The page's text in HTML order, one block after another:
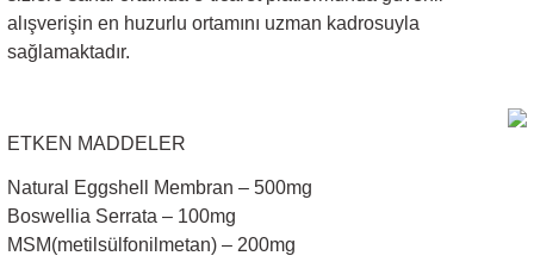
alışverişin en huzurlu ortamını uzman kadrosuyla
sağlamaktadır.
ETKEN MADDELER
Natural Eggshell Membran – 500mg
Boswellia Serrata – 100mg
MSM(metilsülfonilmetan) – 200mg